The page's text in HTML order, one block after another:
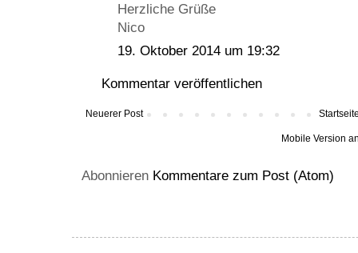
Herzliche Grüße
Nico
19. Oktober 2014 um 19:32
Kommentar veröffentlichen
Neuerer Post
Mobile Version
Abonnieren Kommentare zum Post (Atom)